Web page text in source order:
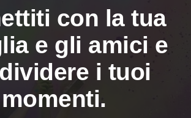
con la tua
e gli amici e
i tuoi
momenti.